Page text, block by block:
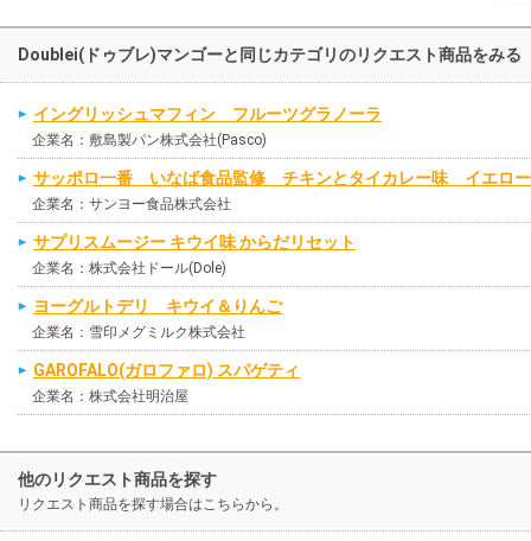
Doublei(ドゥブレ)マンゴーと同じカテゴリのリクエスト商品をみる
イングリッシュマフィン フルーツグラノーラ
企業名：敷島製パン株式会社(Pasco)
サッポロ一番 いなば食品監修 チキンとタイカレー味 イエロー
企業名：サンヨー食品株式会社
サプリスムージー キウイ味 からだリセット
企業名：株式会社ドール(Dole)
ヨーグルトデリ キウイ＆りんご
企業名：雪印メグミルク株式会社
GAROFALO(ガロファロ) スパゲティ
企業名：株式会社明治屋
他のリクエスト商品を探す
リクエスト商品を探す場合はこちらから。